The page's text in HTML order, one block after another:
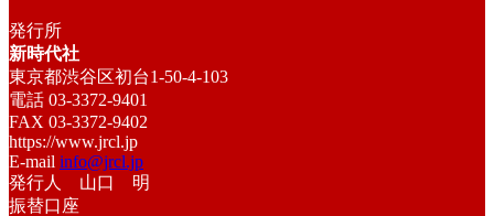
発行所
新時代社
東京都渋谷区初台1-50-4-103
電話 03-3372-9401
FAX 03-3372-9402
https://www.jrcl.jp
E-mail info@jrcl.jp
発行人 山口 明
振替口座